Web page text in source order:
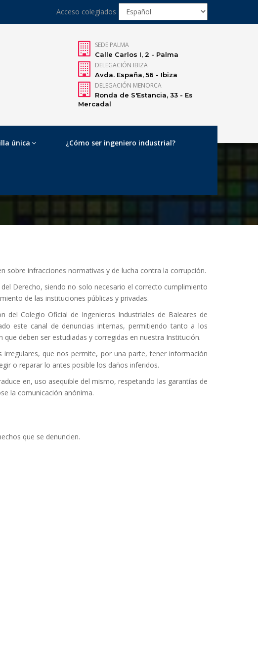
Acceso colegiados
SEDE PALMA
Calle Carlos I, 2 - Palma
DELEGACIÓN IBIZA
Avda. España, 56 - Ibiza
DELEGACIÓN MENORCA
Ronda de S'Estancia, 33 - Es
Mercadal
única ¿Cómo ser ingeniero industrial?
sobre infracciones normativas y de lucha contra la corrupción.
Derecho, siendo no solo necesario el correcto cumplimiento
de las instituciones públicas y privadas.
Colegio Oficial de Ingenieros Industriales de Baleares de
este canal de denuncias internas, permitiendo tanto a los
deben ser estudiadas y corregidas en nuestra Institución.
que nos permite, por una parte, tener información
o reparar lo antes posible los daños inferidos.
en, uso asequible del mismo, respetando las garantías de
la comunicación anónima.
que se denuncien.